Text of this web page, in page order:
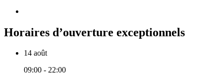
Horaires d’ouverture exceptionnels
14 août
09:00 - 22:00